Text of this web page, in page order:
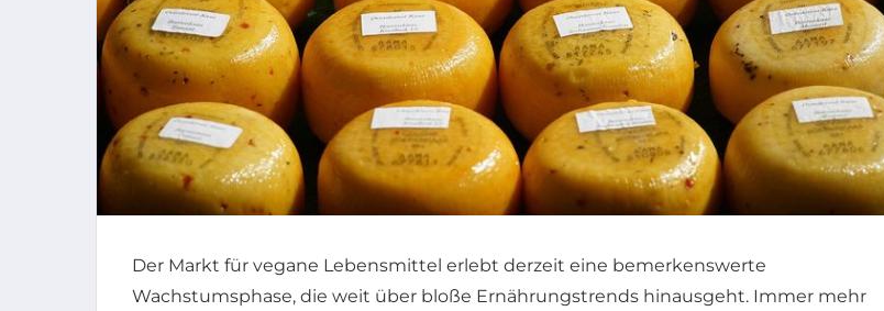
Der Markt für vegane Lebensmittel erlebt derzeit eine bemerkenswerte
Wachstumsphase, die weit über bloße Ernährungstrends hinausgeht. Immer mehr